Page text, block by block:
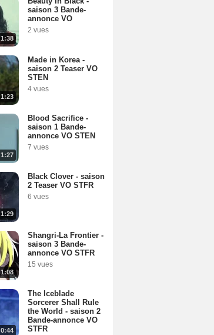
1:38
saison 3 Bande-
annonce VO
2 vues
1:23
Made in Korea -
saison 2 Teaser VO
STEN
4 vues
1:27
Blood Sacrifice -
saison 1 Bande-
annonce VO STEN
7 vues
1:29
Black Clover - saison
2 Teaser VO STFR
6 vues
1:08
Shangri-La Frontier -
saison 3 Bande-
annonce VO STFR
15 vues
0:44
The Iceblade
Sorcerer Shall Rule
the World - saison 2
Bande-annonce VO
STFR